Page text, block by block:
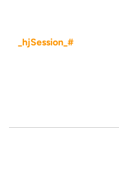
_hjSession_#